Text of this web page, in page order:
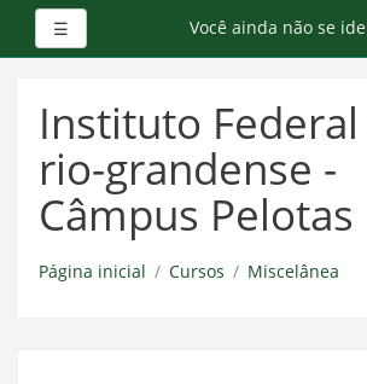
conteúdo
principal
☰ Você ainda não se
Instituto Federal
rio-grandense -
Câmpus Pelotas
Página inicial Cursos Miscelânea